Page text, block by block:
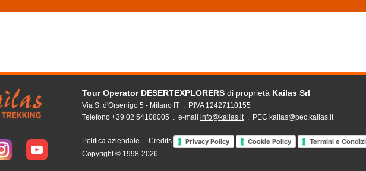
Tour Operator DESERTEXPLORERSdi proprietà Kailas Srl
Via S. d'Orsenigo 5 - Milano IT . P.IVA 12427110155
Telefono +39 02 54108005 . e-mail info@kailas.it. PEC kailas@pec.kailas.it
Politica aziendale . Credits Privacy Policy Cookie Policy
Termini e
Copyright © 1998-2026